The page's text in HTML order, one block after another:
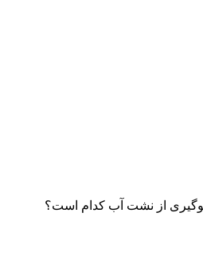
از نشت آب کدام است؟